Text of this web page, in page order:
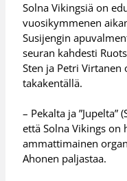
Solna Vikingsiä on
vuosikymmenen
Susijengin
seuran kahdesti
Sten ja Petri
takakentällä.
– Pekalta ja
että Solna Vikings on
ammattimainen
Ahonen paljastaa.